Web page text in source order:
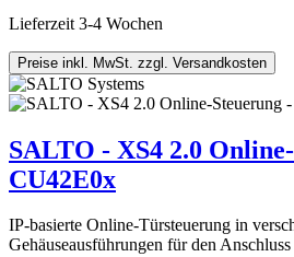
Lieferzeit 3-4 Wochen
Preise inkl. MwSt. zzgl. Versandkosten
SALTO - XS4 2.0
CU42E0x
IP-basierte Online-Türsteuerung in
Gehäuseausführungen für den